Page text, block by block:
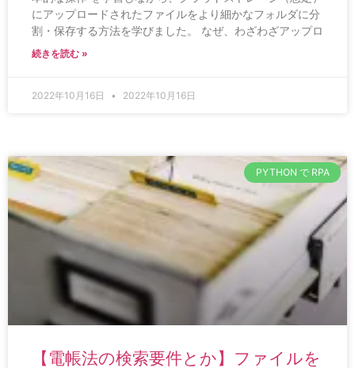
にアップロードされたファイルをより細かなフォルダに分
割・保存する方法を学びました。 なぜ、わざわざアップロ
続きを読む »
2022年10月16日 2022年10月16日
PYTHON で RPA
【電帳法の検索要件とか】ファイルを